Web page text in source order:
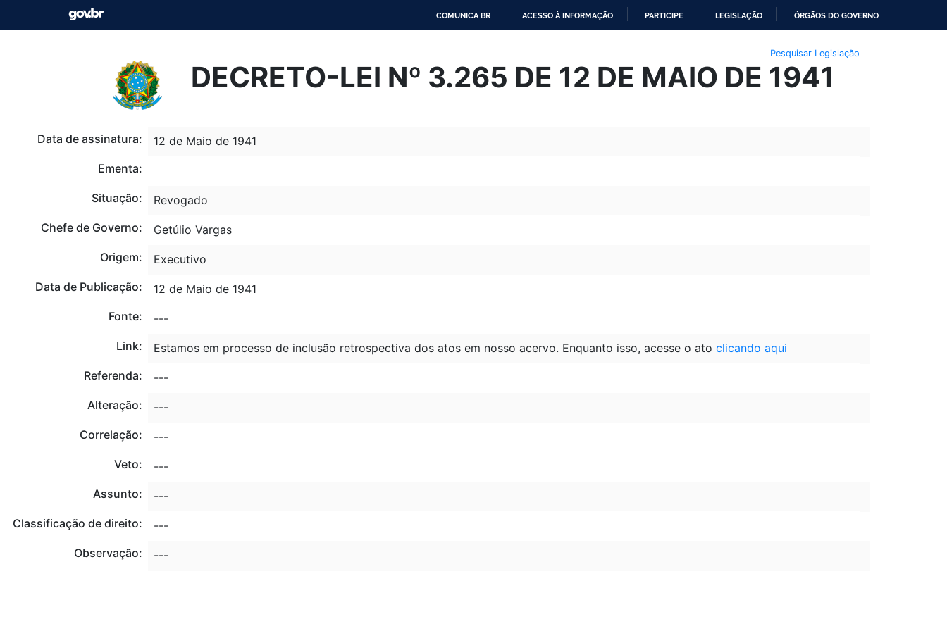
O
CONTEÚDO
COMUNICA BR ACESSO À INFORMAÇÃO PARTICIPE LEGISLAÇÃO ÓRGÃOS DO GOVERNO
Pesquisar Legislação
DECRETO-LEI Nº 3.265 DE 12 DE MAIO DE 1941
Data de assinatura:
12 de Maio de 1941
Ementa:
Situação:
Revogado
Chefe de Governo:
Getúlio Vargas
Origem:
Executivo
Data de Publicação:
12 de Maio de 1941
Fonte:
---
Link:
Estamos em processo de inclusão retrospectiva dos atos em nosso acervo. Enquanto isso, acesse o ato clicando aqui
Referenda:
---
Alteração:
---
Correlação:
---
Veto:
---
Assunto:
---
Classificação de direito:
---
Observação:
---